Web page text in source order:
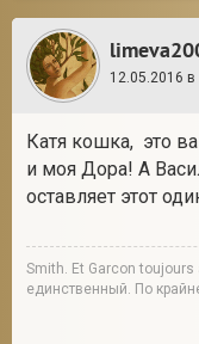
12.05.2016 в
Катя кошка, это
и моя Дора! А
оставляет этот
Smith. Et Garcon
единственный. По